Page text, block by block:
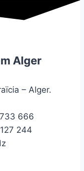
Alger
– Alger.
666
244